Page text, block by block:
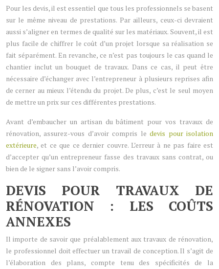
Pour les devis, il est essentiel que tous les professionnels se basent
sur le même niveau de prestations. Par ailleurs, ceux-ci devraient
aussi s’aligner en termes de qualité sur les matériaux. Souvent, il est
plus facile de chiffrer le coût d’un projet lorsque sa réalisation se
fait séparément. En revanche, ce n’est pas toujours le cas quand le
chantier inclut un bouquet de travaux. Dans ce cas, il peut être
nécessaire d’échanger avec l’entrepreneur à plusieurs reprises afin
de cerner au mieux l’étendu du projet. De plus, c’est le seul moyen
de mettre un prix sur ces différentes prestations.
Avant d’embaucher un artisan du bâtiment pour vos travaux de
rénovation, assurez-vous d’avoir compris ledevis pour isolation
extérieure, et ce que ce dernier couvre. L’erreur à ne pas faire est
d’accepter qu’un entrepreneur fasse des travaux sans contrat, ou
bien de le signer sans l’avoir compris.
DEVIS POUR TRAVAUX DE
RÉNOVATION : LES COÛTS
ANNEXES
Il importe de savoir que préalablement aux travaux de rénovation,
le professionnel doit effectuer un travail de conception. Il s’agit de
l’élaboration des plans, compte tenu des spécificités de la